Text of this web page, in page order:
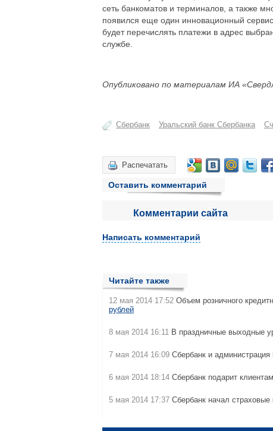
сеть банкоматов и терминалов, а также
появился еще один инновационный
будет перечислять платежи в адрес
службе.
Опубликовано по материалам ИА
Сбербанк Уральский банк Сбербанка
Распечатать
Оставить комментарий
Комментарии сайта
Написать комментарий
Читайте также
12 мая 2014 17:52 Объем розничного
рублей
8 мая 2014 16:11 В праздничные выходные
7 мая 2014 16:09 Сбербанк и администрация
6 мая 2014 18:14 Сбербанк подарит клиентам
5 мая 2014 17:37 Сбербанк начал